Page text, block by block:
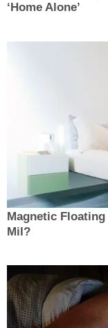
‘Home Alone’
Magnetic
Mil?